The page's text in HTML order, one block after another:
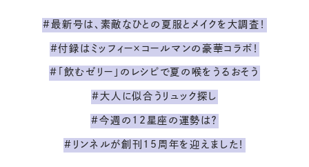
#最新号は、素敵なひとの夏服とメイクを大調査！
#付録はミッフィー×コールマンの豪華コラボ！
#「飲むゼリー」のレシピで夏の喉をうるおそう
#大人に似合うリュック探し
#今週の12星座の運勢は？
#リンネルが創刊15周年を迎えました！